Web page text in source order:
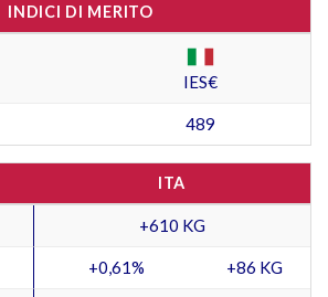
INDICI DI MERITO
IES€
489
ITA
+610 KG
+0,61% +86 KG